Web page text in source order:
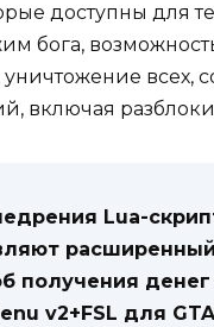
доступны для
бога,
всех,
включая
Lua-
получения
v2+FSL для